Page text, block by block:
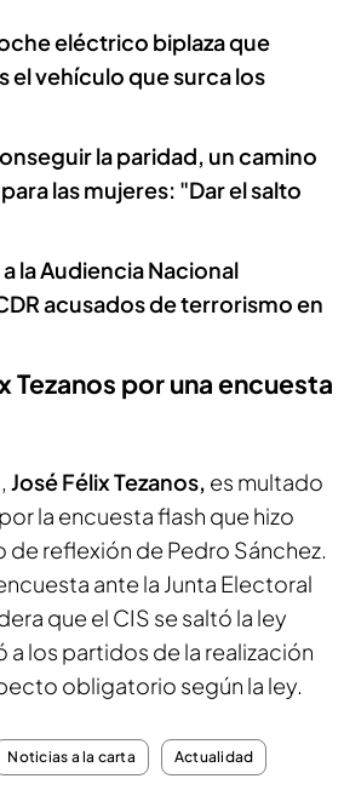
eléctrico biplaza que
el vehículo que surca los
la paridad, un camino
las mujeres: "Dar el salto
la Audiencia Nacional
acusados de terrorismo en
Tezanos por una encuesta
José Félix Tezanos, es multado
por la encuesta flash que hizo
reflexión de Pedro Sánchez.
ante la Junta Electoral
que el CIS se saltó la ley
los partidos de la realización
obligatorio según la ley.
Noticias a la carta Actualidad